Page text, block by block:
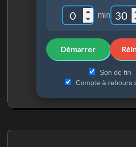
min
Démarrer
Son de fin
Compte à rebours